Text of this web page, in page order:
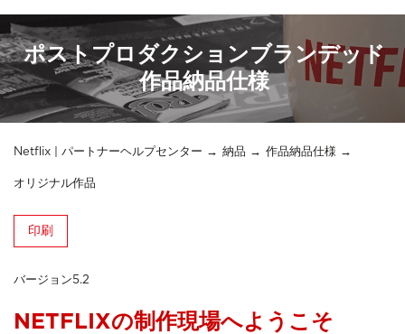
ポストプロダクションブランデッド
作品納品仕様
Netflix | パートナーヘルプセンター 納品 作品納品仕様
オリジナル作品
印刷
バージョン5.2
NETFLIXの制作現場へようこそ